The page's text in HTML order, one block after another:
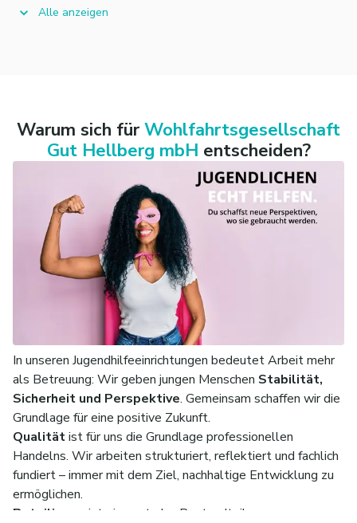
Alle anzeigen
Warum sich für Wohlfahrtsgesellschaft
Gut Hellberg mbH entscheiden?
In unseren Jugendhilfeeinrichtungen bedeutet Arbeit mehr
als Betreuung: Wir geben jungen Menschen Stabilität,
Sicherheit und Perspektive. Gemeinsam schaffen wir die
Grundlage für eine positive Zukunft.
Qualitätist für uns die Grundlage professionellen
Handelns. Wir arbeiten strukturiert, reflektiert und fachlich
fundiert – immer mit dem Ziel, nachhaltige Entwicklung zu
ermöglichen.
Beteiligung
ist ein zentraler Bestandteil unseres